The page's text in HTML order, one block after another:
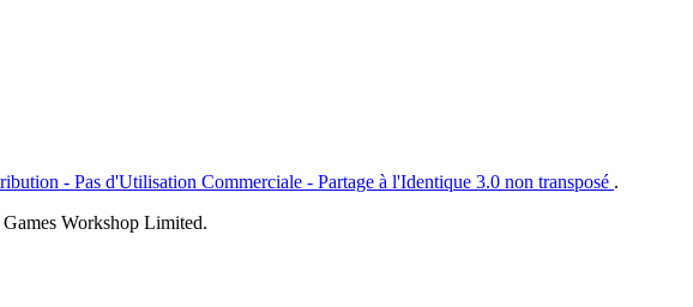
- Pas d'Utilisation Commerciale - Partage à l'Identique 3.0 non transposé .
Workshop Limited.